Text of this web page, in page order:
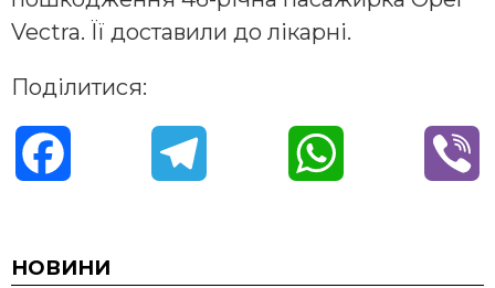
Vectra. Її доставили до лікарні.
Поділитися:
c
НОВИНИ